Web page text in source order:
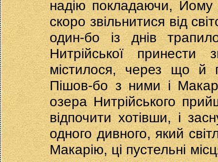
надію покладаючи,
скоро звільнитися від
один-бо із днів
Нитрійської принести
містилося, через що й
Пішов-бо з ними і
озера Нитрійського
відпочити хотівши, і
одного дивного, який
Макарію, ці пустельні